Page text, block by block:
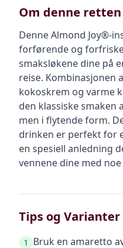
Om denne retten
Denne Almond Joy®-
forførende og
smaksløkene dine på
reise. Kombinasjonen
kokoskrem og varme
den klassiske smaken
men i flytende form.
drinken er perfekt for
en spesiell anledning
vennene dine med
Tips og Varianter
1 Bruk en amaretto